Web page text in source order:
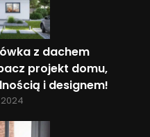
z dachem
projekt domu,
i designem!